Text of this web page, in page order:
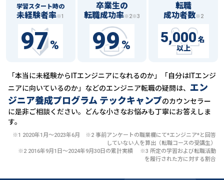
学習スタート時の
未経験者率※1
97%
卒業生の
転職成功率※2※3
99%
転職
成功者数※2
5,000 名
以上
「本当に未経験からITエンジニアになれるのか」「自分はITエンジ
ニアに向いているのか」などのエンジニア転職の疑問は、 エン
ジニア養成プログラム テックキャンプのカウンセラー
に是非ご相談ください。どんな小さなお悩みも丁寧にお答えしま
す。
※1 2020年1月〜2023年6月 ※2 事前アンケートの職業欄にて*エンジニア*と回答
していない人を算出（転職コースの受講生）
※2 2016年9月1日〜2024年9月30日の累計実績 ※3 所定の学習および転職活動
を履行された方に対する割合